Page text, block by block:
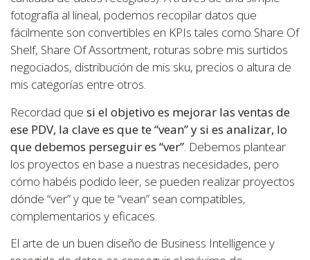
fotografía al lineal, podemos recopilar datos que
fácilmente son convertibles en KPIs tales como Share Of
Shelf, Share Of Assortment, roturas sobre mis surtidos
negociados, distribución de mis sku, precios o altura de
mis categorías entre otros.
Recordad que si el objetivo es mejorar las ventas de
ese PDV, la clave es que te “vean” y si es analizar, lo
que debemos perseguir es “ver” . Debemos plantear
los proyectos en base a nuestras necesidades, pero
cómo habéis podido leer, se pueden realizar proyectos
dónde “ver” y que te “vean” sean compatibles,
complementarios y eficaces.
El arte de un buen diseño de Business Intelligence y